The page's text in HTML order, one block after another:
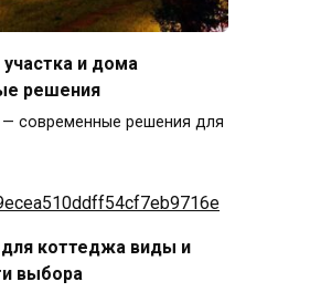
и дома
решения
— современные решения для
коттеджа виды и
выбора